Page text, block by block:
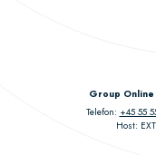
Group Online
Telefon: +45 55
Host: